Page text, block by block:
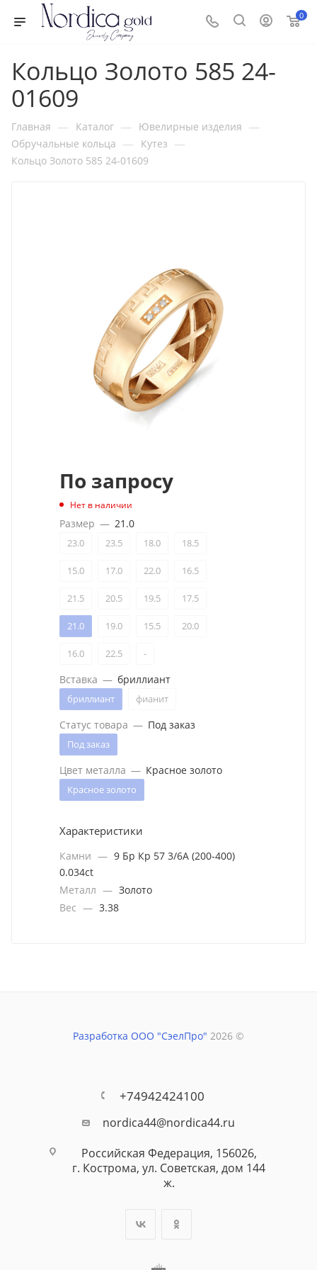
0
Кольцо Золото 585 24-
01609
Главная — Каталог — Ювелирные изделия —
Обручальные кольца — Кутез —
Кольцо Золото 585 24-01609
По запросу
Нет в наличии
Размер — 21.0
23.0 23.5 18.0 18.5
15.0 17.0 22.0 16.5
21.5 20.5 19.5 17.5
21.0 19.0 15.5 20.0
16.0 22.5 -
Вставка — бриллиант
бриллиант фианит
Статус товара — Под заказ
Под заказ
Цвет металла — Красное золото
Красное золото
Характеристики
Камни — 9 Бр Кр 57 3/6А (200-400)
0.034ct
Металл — Золото
Вес — 3.38
Разработка ООО "СэелПро" 2026 ©
+74942424100
nordica44@nordica44.ru
Российская Федерация, 156026,
г. Кострома, ул. Советская, дом 144
ж.